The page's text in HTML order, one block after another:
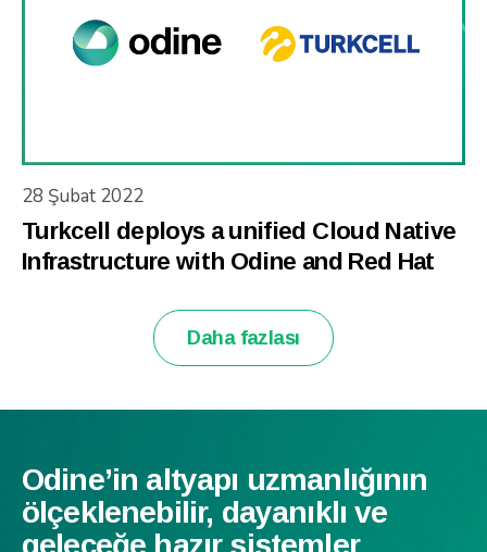
28 Şubat 2022
Turkcell deploys a unified Cloud Native
Infrastructure with Odine and Red Hat
Daha fazlası
Odine’in altyapı uzmanlığının
ölçeklenebilir, dayanıklı ve
geleceğe hazır sistemler